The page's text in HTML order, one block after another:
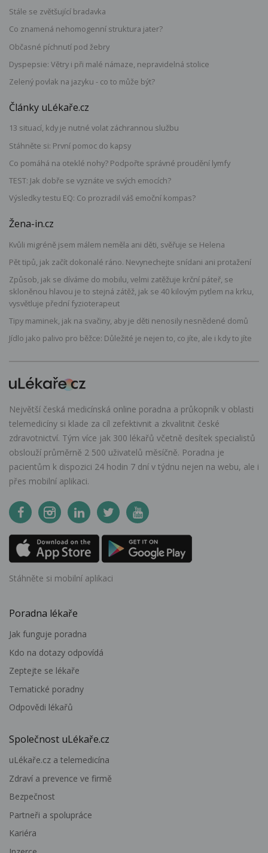
Stále se zvětšující bradavka
Co znamená nehomogenní struktura jater?
Občasné píchnutí pod žebry
Dyspepsie: Větry i při malé námaze, nepravidelná stolice
Zelený povlak na jazyku - co to může být?
Články uLékaře.cz
13 situací, kdy je nutné volat záchrannou službu
Stáhněte si: První pomoc do kapsy
Co pomáhá na oteklé nohy? Podpořte správné proudění lymfy
TEST: Jak dobře se vyznáte ve svých emocích?
Výsledky testu EQ: Co prozradil váš emoční kompas?
Žena-in.cz
Kvůli migréně jsem málem neměla ani děti, svěřuje se Helena
Pět tipů, jak začít dokonalé ráno. Nevynechejte snídani ani protažení
Způsob, jak se díváme do mobilu, velmi zatěžuje krční páteř, se
skloněnou hlavou je to stejná zátěž, jak se 40 kilovým pytlem na krku,
vysvětluje přední fyzioterapeut
Tipy maminek, jak na svačiny, aby je děti nenosily nesnědené domů
Jídlo jako palivo pro běžce: Důležité je nejen to, co jíte, ale i kdy to jíte
Největší česká medicínská online poradna a průkopník v oblasti
telemedicíny si klade za cíl zefektivnit a zkvalitnit české
zdravotnictví. Tým více jak 300 lékařů včetně desítek specialistů
obslouží průměrně 2 500 uživatelů měsíčně. Poradna je
pacientům k dispozici 24 hodin 7 dní v týdnu nejen na webu, ale i
přes mobilní aplikaci.
Stáhněte si mobilní aplikaci
Poradna lékaře
Jak funguje poradna
Kdo na dotazy odpovídá
Zeptejte se lékaře
Tematické poradny
Odpovědi lékařů
Společnost uLékaře.cz
uLékaře.cz a telemedicína
Zdraví a prevence ve firmě
Bezpečnost
Partneři a spolupráce
Kariéra